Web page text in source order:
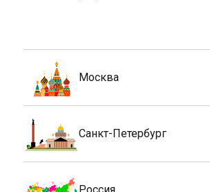
Москва
Санкт-Петербург
Россия